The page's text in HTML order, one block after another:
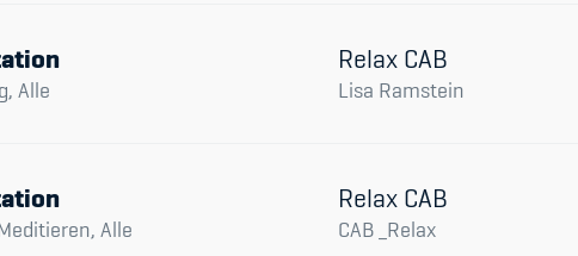
Alle
Relax CAB
Lisa Ramstein
Alle
Relax CAB
CAB _Relax